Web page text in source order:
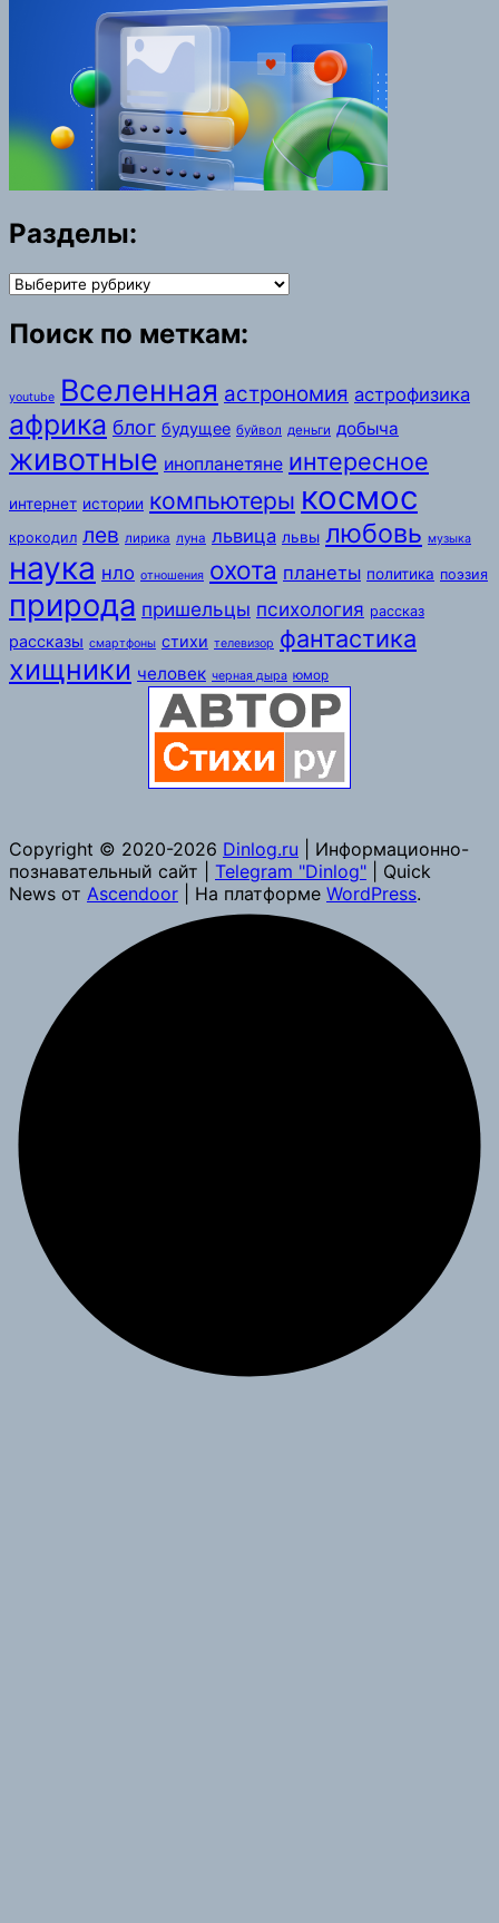
Разделы:
Разделы:
Поиск по меткам:
youtube Вселенная астрономия астрофизика
африка блог будущее буйвол деньги добыча
животные инопланетяне интересное
интернет истории компьютеры космос
крокодил лев лирика луна львица львы любовь музыка
наука нло отношения охота планеты политика поэзия
природа пришельцы психология рассказ
рассказы смартфоны стихи телевизор фантастика
хищники человек черная дыра юмор
Copyright © 2020-2026 Dinlog.ru | Информационно-
познавательный сайт | Telegram "Dinlog" | Quick
News от Ascendoor | На платформе WordPress.